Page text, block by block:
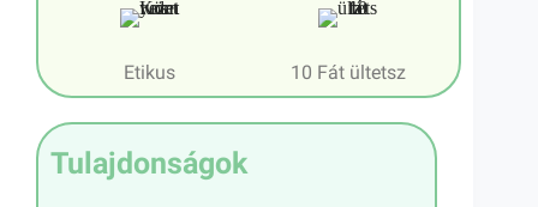
Etikus 10 Fát ültetsz
Tulajdonságok